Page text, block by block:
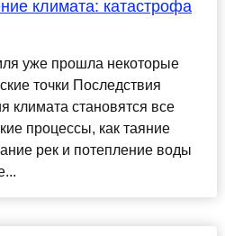
климата: катастрофа
уже прошла некоторые
точки Последствия
климата становятся все
процессы, как таяние
рек и потепление воды